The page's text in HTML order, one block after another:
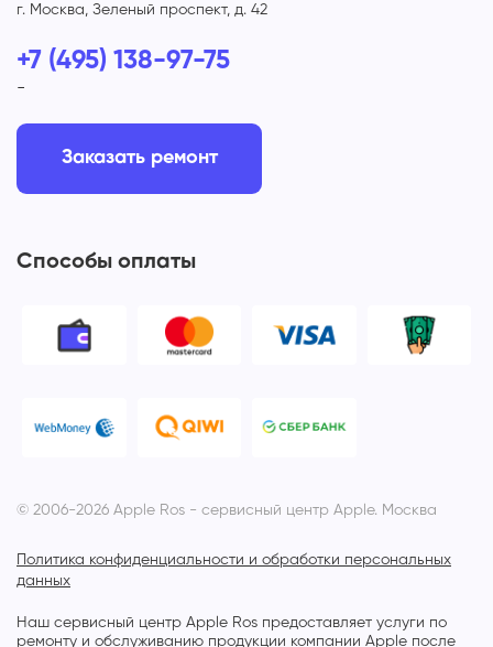
г. Москва, Зеленый проспект, д. 42
+7 (495) 138-97-75
-
Заказать ремонт
Способы оплаты
© 2006-2026 Apple Ros - сервисный центр Apple. Москва
Наш сервисный центр Apple Ros предоставляет услуги по
ремонту и обслуживанию продукции компании Apple после
Политика конфиденциальности и обработки персональных
данных